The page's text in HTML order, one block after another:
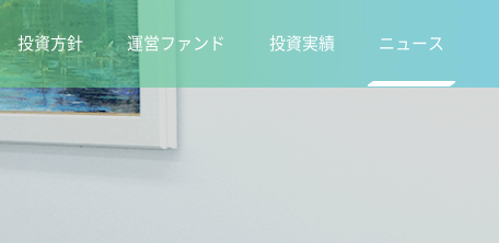
投資方針 運営ファンド 投資実績 ニュース